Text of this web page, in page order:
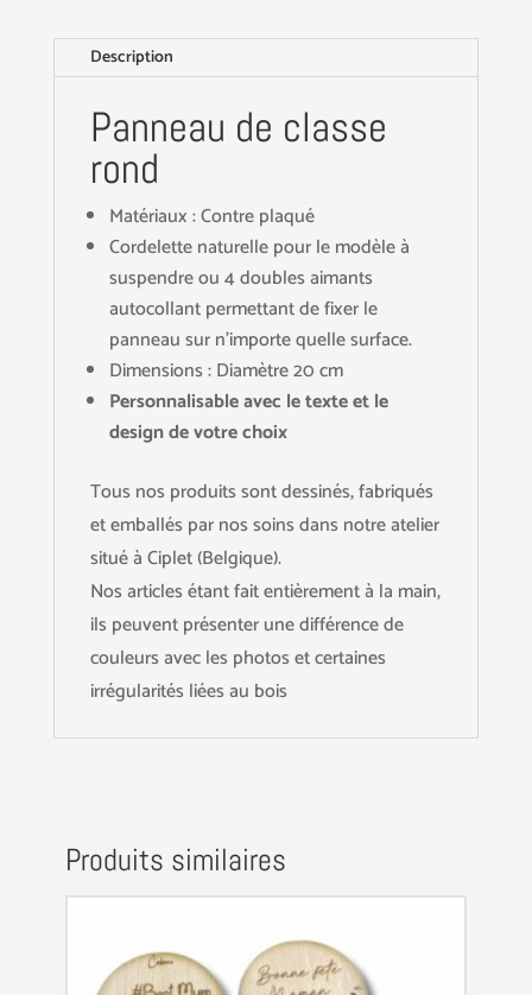
Description
Panneau de classe
rond
Matériaux : Contre plaqué
Cordelette naturelle pour le modèle à
suspendre ou 4 doubles aimants
autocollant permettant de fixer le
panneau sur n'importe quelle surface.
Dimensions : Diamètre 20 cm
Personnalisable avec le texte et le
design de votre choix
Tous nos produits sont dessinés, fabriqués
et emballés par nos soins dans notre atelier
situé à Ciplet (Belgique).
Nos articles étant fait entièrement à la main,
ils peuvent présenter une différence de
couleurs avec les photos et certaines
irrégularités liées au bois
Produits similaires